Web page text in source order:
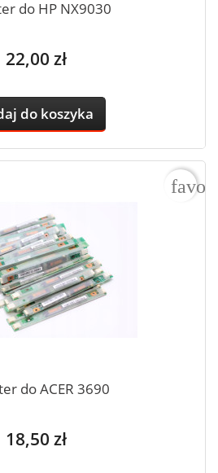
do HP NX9030
Cena
22,00 zł
do koszyka
do ACER 3690
Cena
18,50 zł